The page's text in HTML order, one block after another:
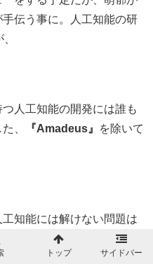
伝う事に。人工知能の研
人工知能の開発には誰も
、
『Amadeus』
を除いて
知能には解けない問題は
が
『フレーム問題』 。あ
囲をどこまで広げるか、
トップ サイドバー